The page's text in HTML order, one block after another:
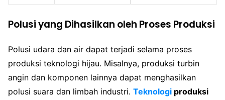
Polusi yang Dihasilkan oleh Proses Produksi
Polusi udara dan air dapat terjadi selama proses
produksi teknologi hijau. Misalnya, produksi turbin
angin dan komponen lainnya dapat menghasilkan
polusi suara dan limbah industri. Teknologi produksi